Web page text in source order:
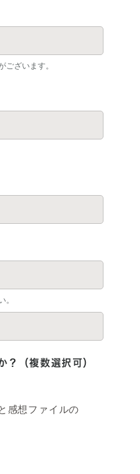
ございます。
。
？（複数選択可）
感想ファイルの